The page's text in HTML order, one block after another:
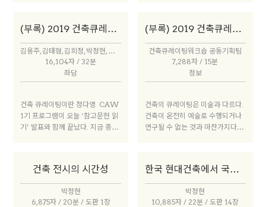
0~50년대는 한국이 미국 주도 아
래 재편되는 전후 국제 사회 속에
어떻게 자리를 잡을 수 있느냐가 더
큰 문제였습니다. 한국 국가 예산의
90% 이상이 미국의 국가 원조로
이루어지던 시절에는 한국성이란
이죠.
니다.
가르치지 않아도 학생들 중 몇몇은,
과거에도 그랬고 현재도 크게 다르
지 않게, 자신에게 익숙한 어떤 대
상(가령 꽃과 같은)을 그대로 건축
으로 만들려고 한다는 것이다. 시간
것은 아마도 인간 본성에 내재한 일
반 조형의 의지와 건축적 표현 사이
의 구분을 배우지 못 했기 때문일
역할이다. 그렇다면 일반 조형과 건
쉽지만 어려운 질문은 건축가로서
나 자신에게도 항상 던지는 질문이
대로 실제가 되기도 하고, 건축의
한계 덕분에 아이러니하게 새로운
단락에 이르기도 한다. 경계에서의
실험과 새로운 시도는 통제된 결과
너머의 지점에 우리를 데려다 놓는
나리오는 작업의 즐거움이다.
(부록) 2019 건축큐레이팅워크숍 라운드테이블
김용주, 김태형, 김희정, 박정현, 심소미, 윤원화, 이성민, 이현영, 임진영, 정다영, 정다은, 정성규
16,104자 / 32분
좌담
건축 큐레이팅이란 정다영 CAW
1기 프로그램이 오늘 ‘참고문헌 읽
기’ 발표와 함께 끝났다. 지금 종합
무엇으로 생각하시는지, 그리고 1
기 워크숍이 끝난 지금 다시 한번
나누고 싶은 이슈가 있다면 무엇인
(부록) 2019 건축큐레이팅워크숍
건축큐레이팅워크숍 공동기획팀
7,288자 / 15분
정보
건축의 큐레이팅은 미술과 다르다.
건축이 온전히 예술로 수행되거나
연구될 수 없는 것과 마찬가지다.
해 건축계가 공유할 만한 공동의 연
속성, 규율성, 전문성이 쌓이지 못
한 채로 소모되고 휘발되기를 반복
건축 전시의 시간성
박정현
6,875자 / 20분 / 도판 1장
한국 현대건축에서 국가, 아방가르드, 유령
박정현
10,885자 / 22분 / 도판 14장